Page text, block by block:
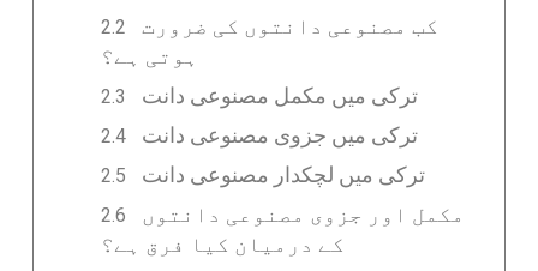
کب مصنوعی دانتوں کی ضرورت
ہوتی ہے؟
ترکی میں مکمل مصنوعی دانت
ترکی میں جزوی مصنوعی دانت
ترکی میں لچکدار مصنوعی دانت
مکمل اور جزوی مصنوعی دانتوں
کے درمیان کیا فرق ہے؟